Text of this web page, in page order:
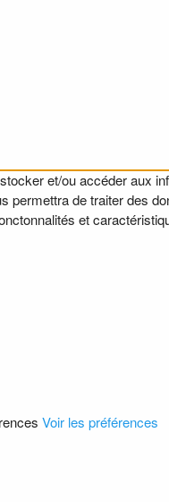
et/ou accéder aux
de traiter des
et
Voir les préférences